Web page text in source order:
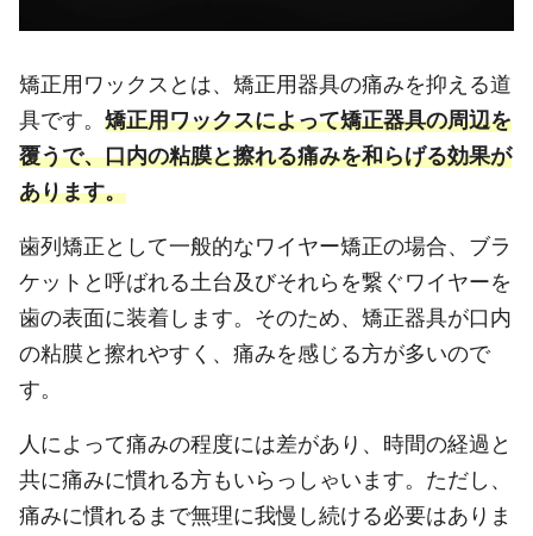
矯正用ワックスとは、矯正用器具の痛みを抑える道
具です。 矯正用ワックスによって矯正器具の周辺を
覆うで、口内の粘膜と擦れる痛みを和らげる効果が
あります。
歯列矯正として一般的なワイヤー矯正の場合、ブラ
ケットと呼ばれる土台及びそれらを繋ぐワイヤーを
歯の表面に装着します。そのため、矯正器具が口内
の粘膜と擦れやすく、痛みを感じる方が多いので
す。
人によって痛みの程度には差があり、時間の経過と
共に痛みに慣れる方もいらっしゃいます。ただし、
痛みに慣れるまで無理に我慢し続ける必要はありま